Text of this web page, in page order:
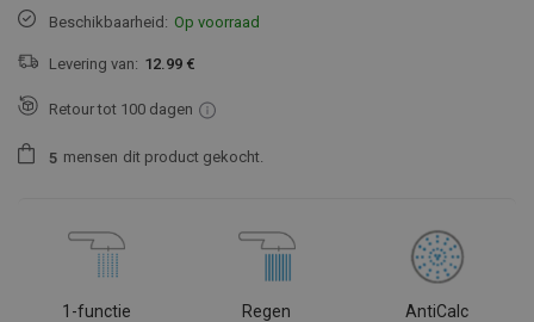
Beschikbaarheid: Op voorraad
Levering van: 12.99 €
Retour tot 100 dagen
5 mensen dit product gekocht.
1-functie Regen AntiCalc